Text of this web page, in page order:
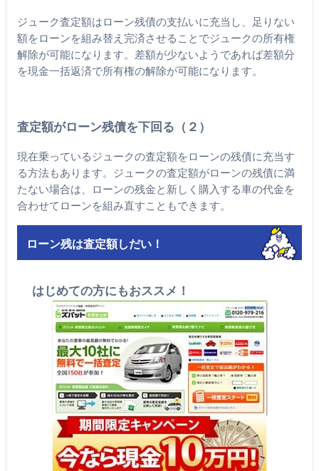
ジューク査定額はローン残債の支払いに充当し、足りない
額をローンを組み替え完済させることでジュークの所有権
解除が可能になります。差額が少ないようであれば差額分
を現金一括返済で所有権の解除が可能になります。
査定額がローン残債を下回る（２）
現在乗っているジュークの査定額をローンの残債に充当す
る方法もあります。ジュークの査定額がローンの残債に満
たない場合は、ローンの残金と新しく購入する車の代金を
合わせてローンを組み直すこともできます。
ローン残は査定額しだい！
はじめての方にもおススメ！